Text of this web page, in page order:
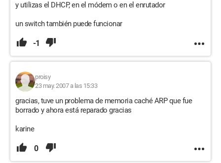
y utilizas el DHCP, en el módem o en el enrutador
un switch también puede funcionar
-1
proisy
23 may. 2007 a las 15:33
gracias, tuve un problema de memoria caché ARP que fue
borrado y ahora está reparado gracias
karine
0